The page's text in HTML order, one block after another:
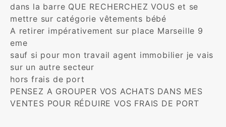
dans la barre QUE RECHERCHEZ VOUS et se
mettre sur catégorie vêtements bébé
A retirer impérativement sur place Marseille 9
eme
sauf si pour mon travail agent immobilier je vais
sur un autre secteur
hors frais de port
PENSEZ A GROUPER VOS ACHATS DANS MES
VENTES POUR RÉDUIRE VOS FRAIS DE PORT